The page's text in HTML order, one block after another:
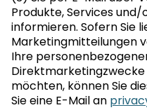
Produkte, Services
informieren. Sofern Sie
Marketingmitteilungen
Ihre
möchten, können Sie
Sie eine E-Mail an